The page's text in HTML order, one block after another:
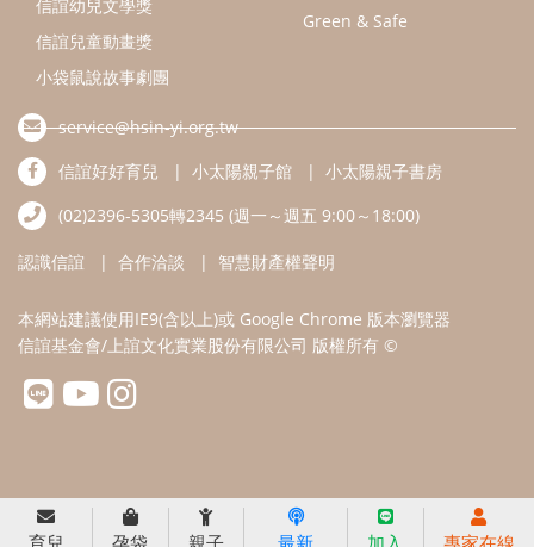
本網站建議使用IE9(含以上)或 Google Chrome 版本瀏覽器
信誼基金會/上誼文化實業股份有限公司 版權所有 ©
育兒 孕袋 親子 最新 加入 專家在線